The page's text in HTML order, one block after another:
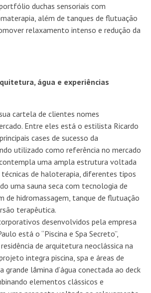
duchas sensoriais com
além de tanques de flutuação
relaxamento intenso e redução da
água e experiências
cartela de clientes nomes
Entre eles está o estilista Ricardo
cases de sucesso da
utilizado como referência no mercado
uma ampla estrutura voltada
de haloterapia, diferentes tipos
uma sauna seca com tecnologia de
de hidromassagem, tanque de flutuação
terapêutica.
desenvolvidos pela empresa
está o “Piscina e Spa Secreto”,
de arquitetura neoclássica na
integra piscina, spa e áreas de
grande lâmina d’água conectada ao deck
elementos clássicos e